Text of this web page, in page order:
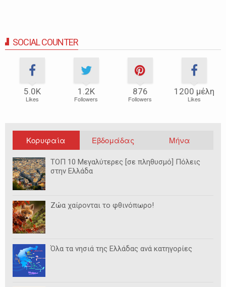
SOCIAL COUNTER
5.0Κ
Likes
1.2Κ
Followers
876
Followers
1200 μέλη
Likes
Κορυφαία Εβδομάδας Μήνα
ΤΟΠ 10 Μεγαλύτερες [σε πληθυσμό] Πόλεις
στην Ελλάδα
Ζώα χαίρονται το φθινόπωρο!
Όλα τα νησιά της Ελλάδας ανά κατηγορίες